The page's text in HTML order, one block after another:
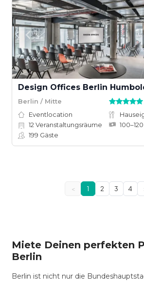
Design Offices Berlin
Berlin / Mitte
Eventlocation
12 Veranstaltungsräume
199 Gäste
< 1 2 3 4
Miete Deinen perfekten
Berlin
Berlin ist nicht nur die